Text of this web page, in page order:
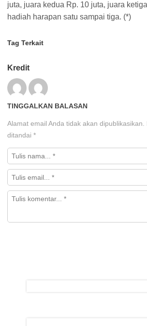
juta, juara kedua Rp. 10 juta, juara
hadiah harapan satu sampai tiga. (*)
Tag Terkait
Kredit
TINGGALKAN BALASAN
Alamat email Anda tidak akan dipublikasikan.
ditandai *